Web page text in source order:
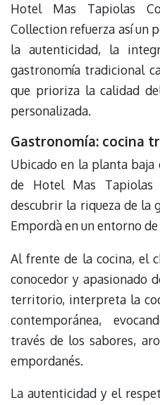
Hotel Mas Tapiolas
Collection refuerza así un
la autenticidad, la
gastronomía tradicional
que prioriza la calidad
personalizada.
Gastronomía: cocina
Ubicado en la planta baja
de Hotel Mas
descubrir la riqueza de la
Empordà en un entorno
Al frente de la cocina, el
conocedor y apasionado
territorio, interpreta la
contemporánea,
través de los sabores,
empordanés.
La autenticidad y el